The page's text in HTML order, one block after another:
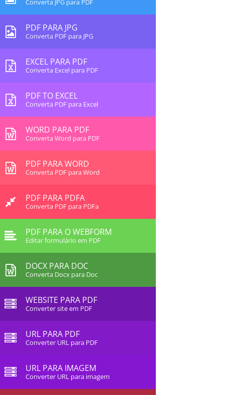
Converta JPG para PDF
PDF PARA JPG
Converta PDF para JPG
EXCEL PARA PDF
Converta Excel para PDF
PDF TO EXCEL
Converta PDF para Excel
WORD PARA PDF
Converta Word para PDF
PDF PARA WORD
Converta PDF para Word
PDF PARA PDFA
Converta PDF para PDFa
PDF PARA O WEBFORM
Editar formulário em PDF
DOCX PARA DOC
Converta Docx para Doc
WEBSITE PARA PDF
Converter site em PDF
URL PARA PDF
Converter URL para PDF
URL PARA IMAGEM
Converter URL para imagem